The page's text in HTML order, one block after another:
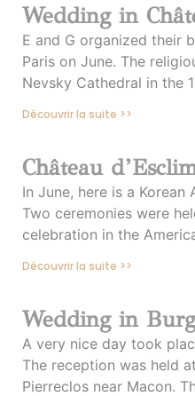
Wedding in
E and G organized their
Paris on June. The
Nevsky Cathedral in the
Découvrir la suite >>
Château
In June, here is a Korean
Two ceremonies were
celebration in the
Découvrir la suite >>
Wedding in
A very nice day took
The reception was held
Pierreclos near Macon.